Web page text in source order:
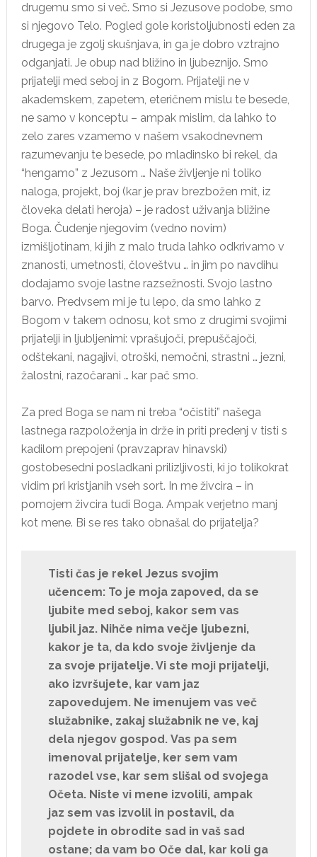
drugemu smo si več. Smo si Jezusove podobe, smo
si njegovo Telo. Pogled gole koristoljubnosti eden za
drugega je zgolj skušnjava, in ga je dobro vztrajno
odganjati. Je obup nad bližino in ljubeznijo. Smo
prijatelji med seboj in z Bogom. Prijatelji ne v
akademskem, zapetem, eteričnem mislu te besede,
ne samo v konceptu – ampak mislim, da lahko to
zelo zares vzamemo v našem vsakodnevnem
razumevanju te besede, po mladinsko bi rekel, da
“hengamo” z Jezusom … Naše življenje ni toliko
naloga, projekt, boj (kar je prav brezbožen mit, iz
človeka delati heroja) – je radost uživanja bližine
Boga. Čudenje njegovim (vedno novim)
izmišljotinam, ki jih z malo truda lahko odkrivamo v
znanosti, umetnosti, človeštvu … in jim po navdihu
dodajamo svoje lastne razsežnosti. Svojo lastno
barvo. Predvsem mi je tu lepo, da smo lahko z
Bogom v takem odnosu, kot smo z drugimi svojimi
prijatelji in ljubljenimi: vprašujoči, prepuščajoči,
odštekani, nagajivi, otroški, nemočni, strastni … jezni,
žalostni, razočarani … kar pač smo.
Za pred Boga se nam ni treba “očistiti” našega
lastnega razpoloženja in drže in priti predenj v tisti s
kadilom prepojeni (pravzaprav hinavski)
gostobesedni posladkani prilizljivosti, ki jo tolikokrat
vidim pri kristjanih vseh sort. In me živcira – in
pomojem živcira tudi Boga. Ampak verjetno manj
kot mene. Bi se res tako obnašal do prijatelja?
Tisti čas je rekel Jezus svojim
učencem: To je moja zapoved, da se
ljubite med seboj, kakor sem vas
ljubil jaz. Nihče nima večje ljubezni,
kakor je ta, da kdo svoje življenje da
za svoje prijatelje. Vi ste moji prijatelji,
ako izvršujete, kar vam jaz
zapovedujem. Ne imenujem vas več
služabnike, zakaj služabnik ne ve, kaj
dela njegov gospod. Vas pa sem
imenoval prijatelje, ker sem vam
razodel vse, kar sem slišal od svojega
Očeta. Niste vi mene izvolili, ampak
jaz sem vas izvolil in postavil, da
pojdete in obrodite sad in vaš sad
ostane; da vam bo Oče dal, kar koli ga